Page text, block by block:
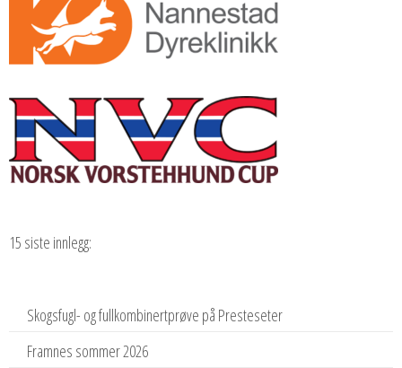
15 siste innlegg:
Skogsfugl- og fullkombinertprøve på Presteseter
Framnes sommer 2026